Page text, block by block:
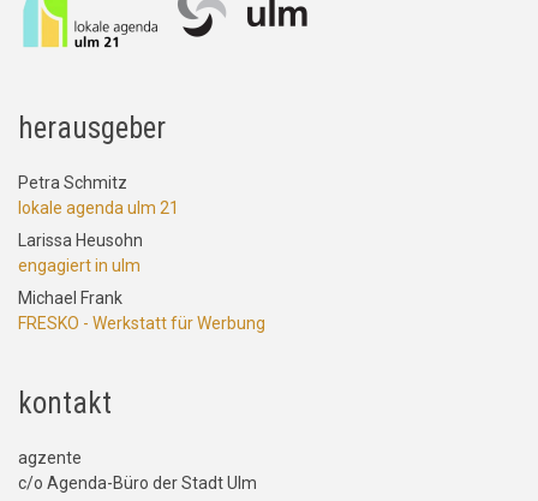
herausgeber
Petra Schmitz
lokale agenda ulm 21
Larissa Heusohn
engagiert in ulm
Michael Frank
FRESKO - Werkstatt für Werbung
kontakt
agzente
c/o Agenda-Büro der Stadt Ulm